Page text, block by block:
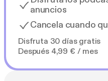
anuncios
Cancela cuando
Disfruta 30 días gratis
Después 4,99 € / mes